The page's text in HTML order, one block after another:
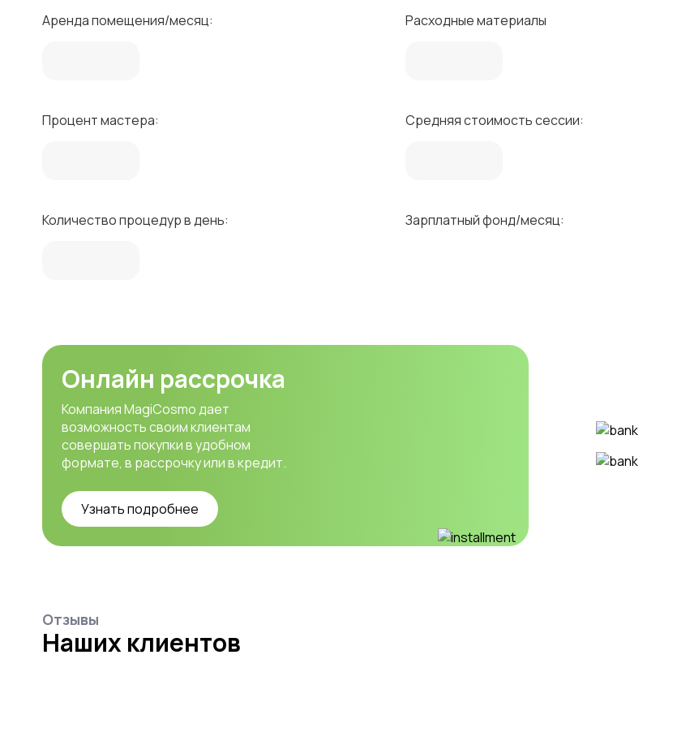
Аренда помещения/месяц: Расходные материалы
Процент мастера: Средняя стоимость сессии:
Количество процедур в день: Зарплатный фонд/месяц:
Онлайн рассрочка
Компания MagiCosmo дает
возможность своим клиентам
совершать покупки в удобном
формате, в рассрочку или в кредит.
Узнать подробнее
Отзывы
Наших клиентов